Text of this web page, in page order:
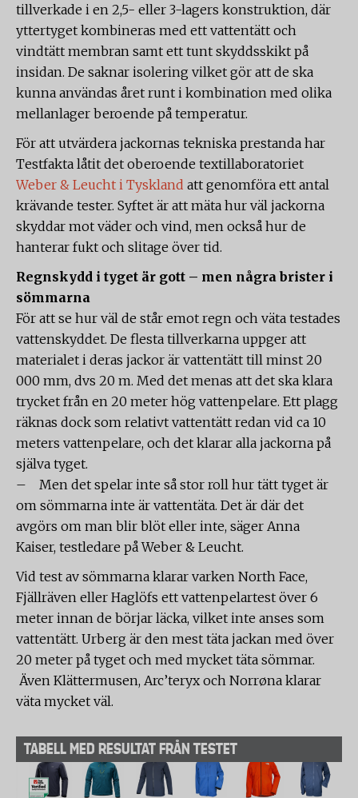
tillverkade i en 2,5- eller 3-lagers konstruktion, där
yttertyget kombineras med ett vattentätt och
vindtätt membran samt ett tunt skyddsskikt på
insidan. De saknar isolering vilket gör att de ska
kunna användas året runt i kombination med olika
mellanlager beroende på temperatur.
För att utvärdera jackornas tekniska prestanda har
Testfakta låtit det oberoende textillaboratoriet
Weber & Leucht i Tyskland att genomföra ett antal
krävande tester. Syftet är att mäta hur väl jackorna
skyddar mot väder och vind, men också hur de
hanterar fukt och slitage över tid.
Regnskydd i tyget är gott – men några brister i
sömmarna
För att se hur väl de står emot regn och väta testades
vattenskyddet. De flesta tillverkarna uppger att
materialet i deras jackor är vattentätt till minst 20
000 mm, dvs 20 m. Med det menas att det ska klara
trycket från en 20 meter hög vattenpelare. Ett plagg
räknas dock som relativt vattentätt redan vid ca 10
meters vattenpelare, och det klarar alla jackorna på
själva tyget.
– Men det spelar inte så stor roll hur tätt tyget är
om sömmarna inte är vattentäta. Det är där det
avgörs om man blir blöt eller inte, säger Anna
Kaiser, testledare på Weber & Leucht.
Vid test av sömmarna klarar varken North Face,
Fjällräven eller Haglöfs ett vattenpelartest över 6
meter innan de börjar läcka, vilket inte anses som
vattentätt. Urberg är den mest täta jackan med över
20 meter på tyget och med mycket täta sömmar.
Även Klättermusen, Arc’teryx och Norrøna klarar
väta mycket väl.
TABELL MED RESULTAT FRÅN TESTET